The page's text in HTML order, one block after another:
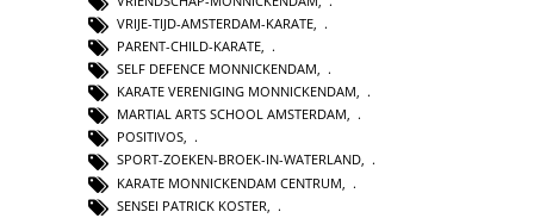
VRIJE-TIJD-AMSTERDAM-KARATE,
PARENT-CHILD-KARATE,
SELF DEFENCE MONNICKENDAM,
KARATE VERENIGING MONNICKENDAM,
MARTIAL ARTS SCHOOL AMSTERDAM,
POSITIVOS,
SPORT-ZOEKEN-BROEK-IN-WATERLAND,
KARATE MONNICKENDAM CENTRUM
SENSEI PATRICK KOSTER